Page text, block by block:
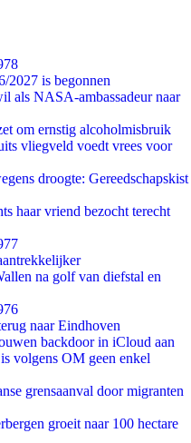
2027 is begonnen
als NASA-ambassadeur naar
om ernstig alcoholmisbruik
vliegveld voedt vrees voor
droogte: Gereedschapskist
haar vriend bezocht terecht
na golf van diefstal en
naar Eindhoven
backdoor in iCloud aan
volgens OM geen enkel
grensaanval door migranten
groeit naar 100 hectare